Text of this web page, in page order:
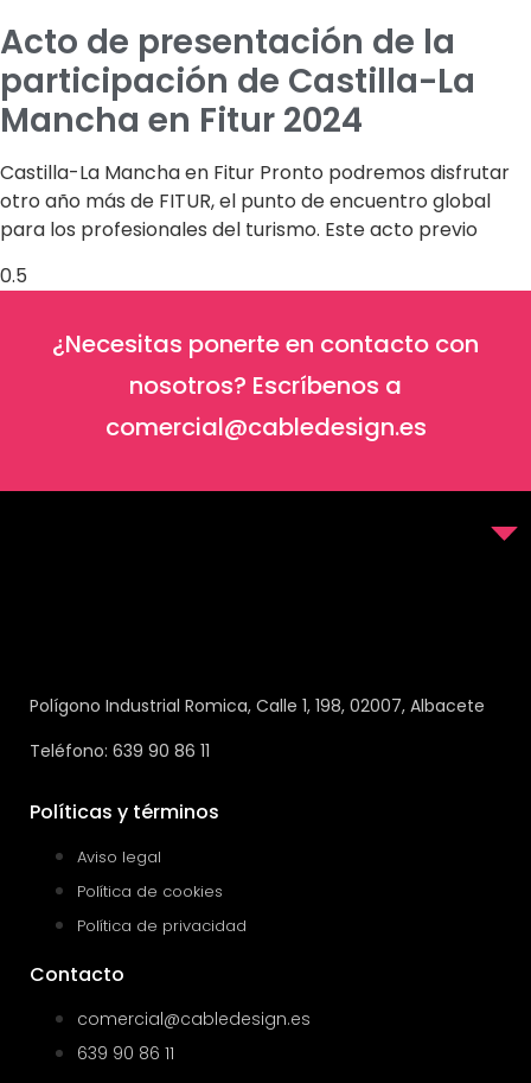
Acto de presentación de la
participación de Castilla-La
Mancha en Fitur 2024
Castilla-La Mancha en Fitur Pronto podremos disfrutar
otro año más de FITUR, el punto de encuentro global
para los profesionales del turismo. Este acto previo
¿Necesitas ponerte en contacto con
nosotros? Escríbenos a
comercial@cabledesign.es
Polígono Industrial Romica, Calle 1, 198, 02007, Albacete
Teléfono: 639 90 86 11
Políticas y términos
Aviso legal
Política de cookies
Política de privacidad
Contacto
comercial@cabledesign.es
639 90 86 11